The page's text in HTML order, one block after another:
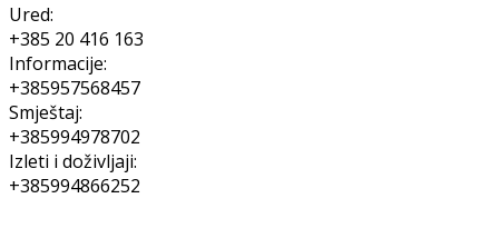
Ured:
+385 20 416 163
Informacije:
+385957568457
Smještaj:
+385994978702
Izleti i doživljaji:
+385994866252